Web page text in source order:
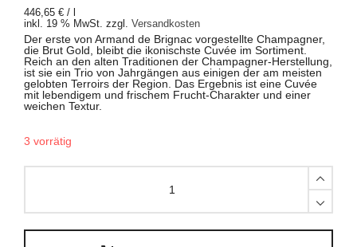
446,65 € /
inkl. 19 % MwSt. zzgl. Versandkosten
Der erste von Armand de Brignac vorgestellte Champagner,
die Brut Gold, bleibt die ikonischste Cuvée im Sortiment.
Reich an den alten Traditionen der Champagner-Herstellung,
ist sie ein Trio von Jahrgängen aus einigen der am meisten
gelobten Terroirs der Region. Das Ergebnis ist eine Cuvée
mit lebendigem und frischem Frucht-Charakter und einer
weichen Textur.
3 vorrätig
Armand
-
0,75